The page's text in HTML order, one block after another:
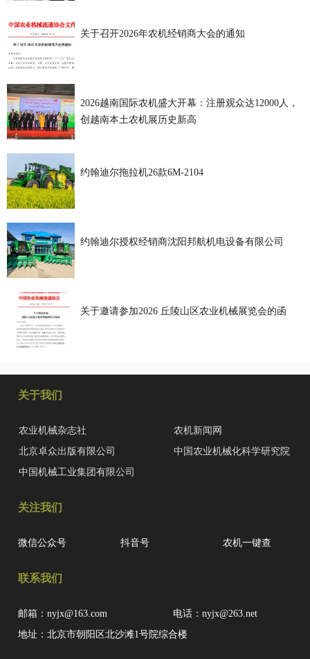
关于召开2026年农机经销商大会的通知
2026越南国际农机盛大开幕：注册观众达12000人，
创越南本土农机展历史新高
约翰迪尔拖拉机26款6M-2104
约翰迪尔授权经销商沈阳邦航机电设备有限公司
关于邀请参加2026 丘陵山区农业机械展览会的函
关于我们
农业机械杂志社
农机新闻网
北京卓众出版有限公司
中国农业机械化科学研究院
中国机械工业集团有限公司
关注我们
微信公众号 抖音号 农机一键查
联系我们
邮箱：nyjx@163.com
电话：nyjx@263.net
地址：北京市朝阳区北沙滩1号院综合楼